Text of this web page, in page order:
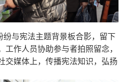
与宪法主题背景板合影，留下
作人员协助参与者拍照留念，
交媒体上，传播宪法知识，弘扬